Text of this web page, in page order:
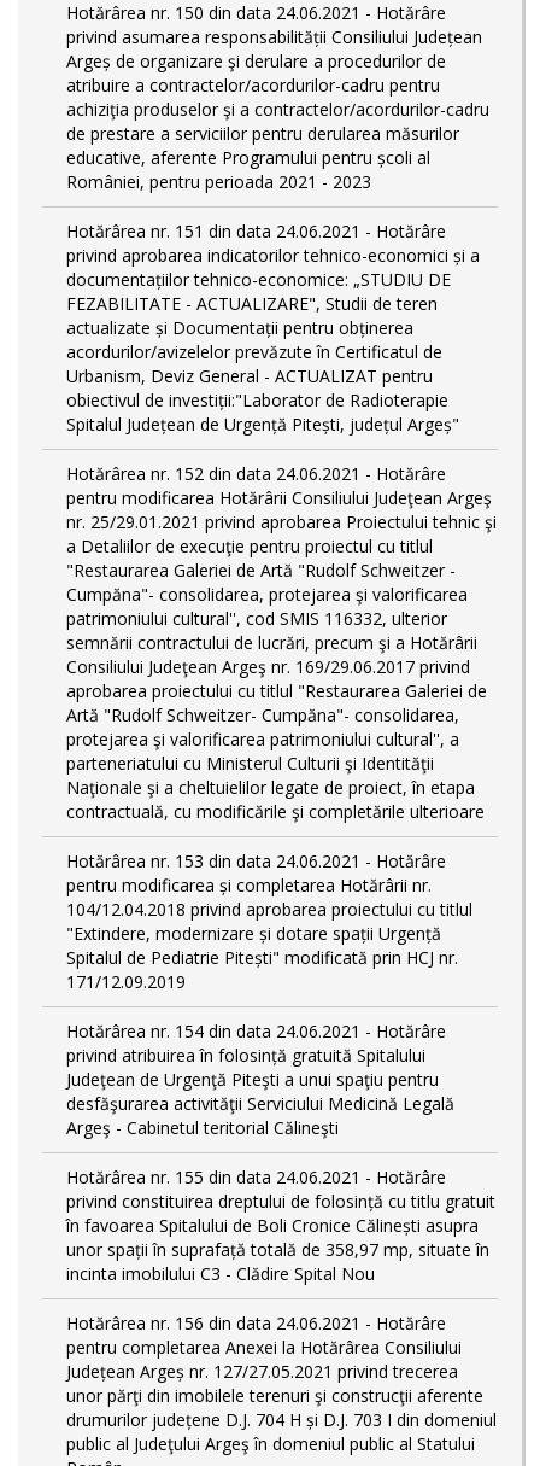
Hotărârea nr. 150 din data 24.06.2021 - Hotărâre
privind asumarea responsabilității Consiliului Județean
Argeș de organizare şi derulare a procedurilor de
atribuire a contractelor/acordurilor-cadru pentru
achiziţia produselor şi a contractelor/acordurilor-cadru
de prestare a serviciilor pentru derularea măsurilor
educative, aferente Programului pentru școli al
României, pentru perioada 2021 - 2023
Hotărârea nr. 151 din data 24.06.2021 - Hotărâre
privind aprobarea indicatorilor tehnico-economici și a
documentațiilor tehnico-economice: „STUDIU DE
FEZABILITATE - ACTUALIZARE", Studii de teren
actualizate și Documentații pentru obținerea
acordurilor/avizelelor prevăzute în Certificatul de
Urbanism, Deviz General - ACTUALIZAT pentru
obiectivul de investiții:"Laborator de Radioterapie
Spitalul Județean de Urgență Pitești, județul Argeș"
Hotărârea nr. 152 din data 24.06.2021 - Hotărâre
pentru modificarea Hotărârii Consiliului Judeţean Argeş
nr. 25/29.01.2021 privind aprobarea Proiectului tehnic şi
a Detaliilor de execuţie pentru proiectul cu titlul
"Restaurarea Galeriei de Artă "Rudolf Schweitzer -
Cumpăna"- consolidarea, protejarea şi valorificarea
patrimoniului cultural'', cod SMIS 116332, ulterior
semnării contractului de lucrări, precum şi a Hotărârii
Consiliului Judeţean Argeş nr. 169/29.06.2017 privind
aprobarea proiectului cu titlul "Restaurarea Galeriei de
Artă "Rudolf Schweitzer- Cumpăna"- consolidarea,
protejarea şi valorificarea patrimoniului cultural'', a
parteneriatului cu Ministerul Culturii şi Identităţii
Naţionale şi a cheltuielilor legate de proiect, în etapa
contractuală, cu modificările şi completările ulterioare
Hotărârea nr. 153 din data 24.06.2021 - Hotărâre
pentru modificarea și completarea Hotărârii nr.
104/12.04.2018 privind aprobarea proiectului cu titlul
"Extindere, modernizare și dotare spații Urgență
Spitalul de Pediatrie Pitești" modificată prin HCJ nr.
171/12.09.2019
Hotărârea nr. 154 din data 24.06.2021 - Hotărâre
privind atribuirea în folosință gratuită Spitalului
Judeţean de Urgenţă Piteşti a unui spaţiu pentru
desfăşurarea activităţii Serviciului Medicină Legală
Argeş - Cabinetul teritorial Călineşti
Hotărârea nr. 155 din data 24.06.2021 - Hotărâre
privind constituirea dreptului de folosință cu titlu gratuit
în favoarea Spitalului de Boli Cronice Călinești asupra
unor spații în suprafață totală de 358,97 mp, situate în
incinta imobilului C3 - Clădire Spital Nou
Hotărârea nr. 156 din data 24.06.2021 - Hotărâre
pentru completarea Anexei la Hotărârea Consiliului
Județean Argeș nr. 127/27.05.2021 privind trecerea
unor părţi din imobilele terenuri şi construcţii aferente
drumurilor județene D.J. 704 H și D.J. 703 I din domeniul
public al Judeţului Argeş în domeniul public al Statului